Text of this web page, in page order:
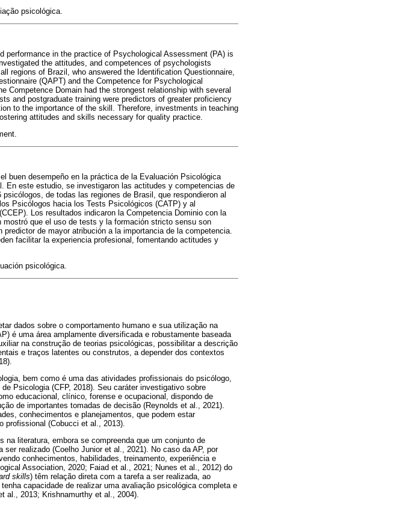
psicológica.
in the practice of Psychological Assessment (PA) is
the attitudes, and competences of psychologists
regions of Brazil, who answered the Identification Questionnaire,
(QAPT) and the Competence for Psychological
Competence Domain had the strongest relationship with several
and postgraduate training were predictors of greater proficiency
to the importance of the skill. Therefore, investments in teaching
attitudes and skills necessary for quality practice.
buen desempeño en la práctica de la Evaluación Psicológica
En este estudio, se investigaron las actitudes y competencias de
de todas las regiones de Brasil, que respondieron al
Psicólogos hacia los Tests Psicológicos (CATP) y al
Los resultados indicaron la Competencia Dominio con la
que el uso de tests y la formación stricto sensu son
de mayor atribución a la importancia de la competencia.
facilitar la experiencia profesional, fomentando actitudes y
psicológica.
dados sobre o comportamento humano e sua utilização na
é uma área amplamente diversificada e robustamente baseada
na construção de teorias psicológicas, possibilitar a descrição
e traços latentes ou construtos, a depender dos contextos
bem como é uma das atividades profissionais do psicólogo,
Psicologia (CFP, 2018). Seu caráter investigativo sobre
educacional, clínico, forense e ocupacional, dispondo de
de importantes tomadas de decisão (Reynolds et al., 2021).
conhecimentos e planejamentos, que podem estar
profissional (Cobucci et al., 2013).
literatura, embora se compreenda que um conjunto de
realizado (Coelho Junior et al., 2021). No caso da AP, por
conhecimentos, habilidades, treinamento, experiência e
Association, 2020; Faiad et al., 2021; Nunes et al., 2012) do
skills) têm relação direta com a tarefa a ser realizada, ao
capacidade de realizar uma avaliação psicológica completa e
al., 2013; Krishnamurthy et al., 2004).